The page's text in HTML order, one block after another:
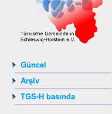
Güncel
Arşiv
TGS-H basında